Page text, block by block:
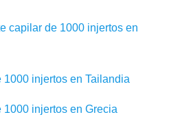
capilar de 1000 injertos en
injertos en Tailandia
injertos en Grecia